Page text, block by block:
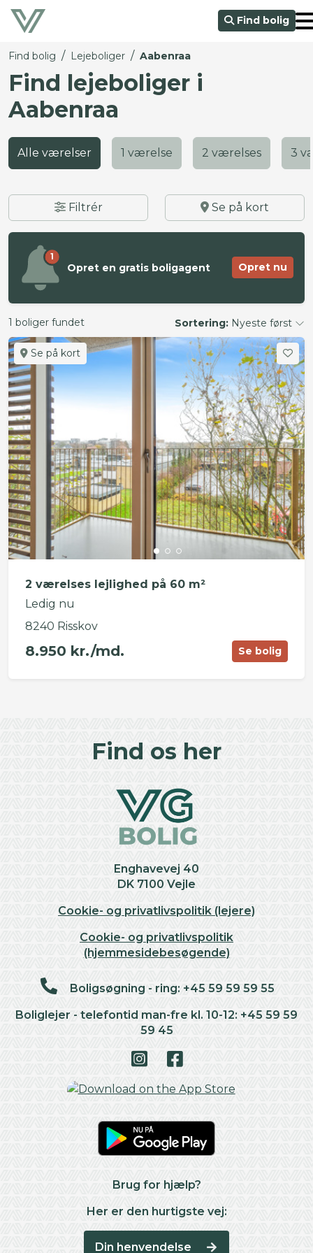
Find bolig
Find bolig / Lejeboliger / Aabenraa
Find lejeboliger i
Aabenraa
Alle værelser 1 værelse 2 værelses 3
Filtrér Se på kort
1
Opret en gratis boligagent Opret nu
1 boliger fundet Sortering: Nyeste først
Se på kort
2 værelses lejlighed på 60 m²
Ledig nu
8240 Risskov
8.950 kr./md. Se bolig
Find os her
Enghavevej 40
DK 7100 Vejle
Cookie- og privatlivspolitik (lejere)
Cookie- og privatlivspolitik
(hjemmesidebesøgende)
Boligsøgning - ring: +45 59 59 59 55
Boliglejer - telefontid man-fre kl. 10-12: +45 59 59
59 45
Brug for hjælp?
Her er den hurtigste vej:
Din henvendelse